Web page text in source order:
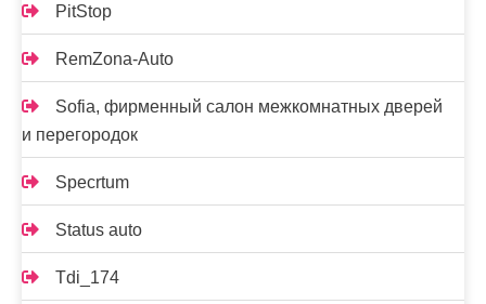
PitStop
RemZona-Auto
Sofia, фирменный салон межкомнатных дверей
и перегородок
Specrtum
Status auto
Tdi_174